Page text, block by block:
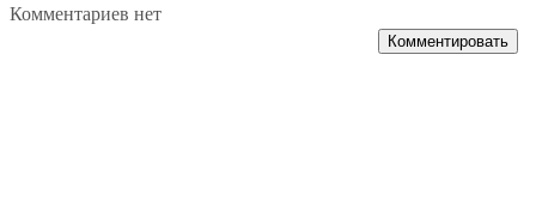
Комментариев нет
Комментировать